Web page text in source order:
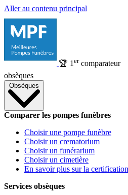
Aller au contenu principal
🏆 1 ercomparateur
obsèques
Obsèques
Comparer les pompes funèbres
Choisir une pompe funèbre
Choisir un crematorium
Choisir un funérarium
Choisir un cimetière
En savoir plus sur la
Services obsèques